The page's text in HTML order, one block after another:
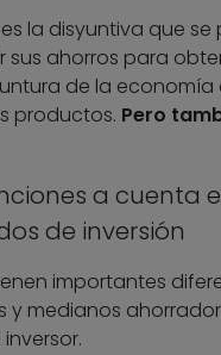
la disyuntiva que
ahorros para
de la
productos. Pero
a cuenta
de inversión
importantes
medianos